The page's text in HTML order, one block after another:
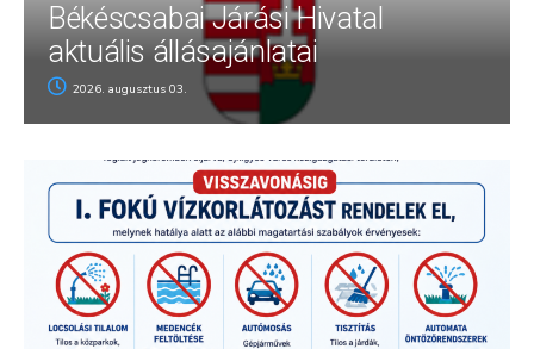
Békéscsabai Járási Hivatal
aktuális állásajánlatai
2026. augusztus 03.